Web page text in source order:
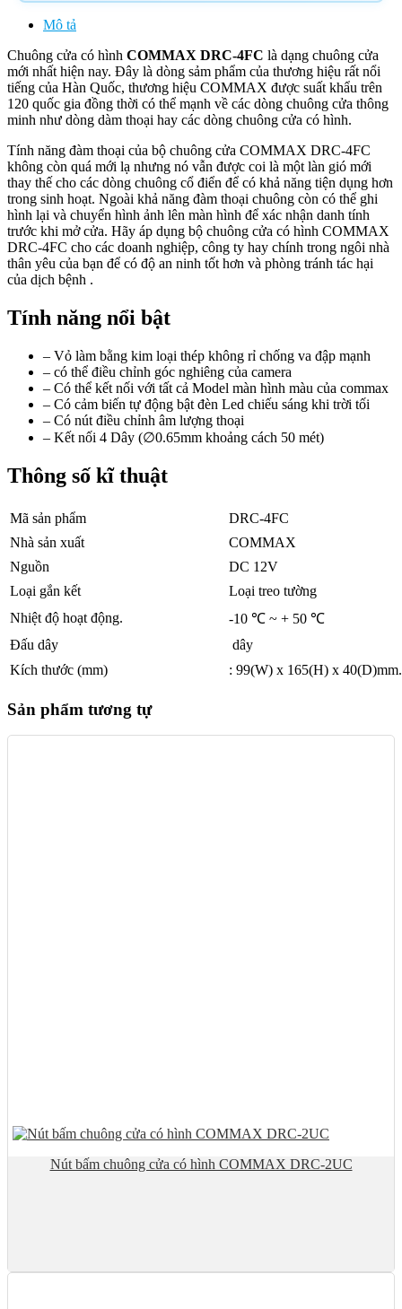
Mô tả
Chuông cửa có hình COMMAX DRC-4FC là dạng chuông cửa
mới nhất hiện nay. Đây là dòng sảm phẩm của thương hiệu rất nổi
tiếng của Hàn Quốc, thương hiệu COMMAX được suất khẩu trên
120 quốc gia đồng thời có thể mạnh về các dòng chuông cửa thông
minh như dòng dàm thoại hay các dòng chuông cửa có hình.
Tính năng đàm thoại của bộ chuông cửa COMMAX DRC-4FC
không còn quá mới lạ nhưng nó vẫn được coi là một làn gió mới
thay thế cho các dòng chuông cổ điển để có khả năng tiện dụng hơn
trong sinh hoạt. Ngoài khả năng đàm thoại chuông còn có thể ghi
hình lại và chuyển hình ảnh lên màn hình để xác nhận danh tính
trước khi mở cửa. Hãy áp dụng bộ chuông cửa có hình COMMAX
DRC-4FC cho các doanh nghiệp, công ty hay chính trong ngôi nhà
thân yêu của bạn để có độ an ninh tốt hơn và phòng tránh tác hại
của dịch bệnh .
Tính năng nổi bật
– Vỏ làm bằng kim loại thép không rỉ chống va đập mạnh
– có thể điều chỉnh góc nghiêng của camera
– Có thể kết nối với tất cả Model màn hình màu của commax
– Có cảm biến tự động bật đèn Led chiếu sáng khi trời tối
– Có nút điều chỉnh âm lượng thoại
– Kết nối 4 Dây (∅0.65mm khoảng cách 50 mét)
Thông số kĩ thuật
Mã sản phẩm
DRC-4FC
Nhà sản xuất
COMMAX
Nguồn
DC 12V
Loại gắn kết
Loại treo tường
Nhiệt độ hoạt động.
-10 ℃ ~ + 50 ℃
Đấu dây
dây
Kích thước (mm)
: 99(W) x 165(H) x 40(D)mm.
Sản phẩm tương tự
Nút bấm chuông cửa có hình COMMAX DRC-2UC